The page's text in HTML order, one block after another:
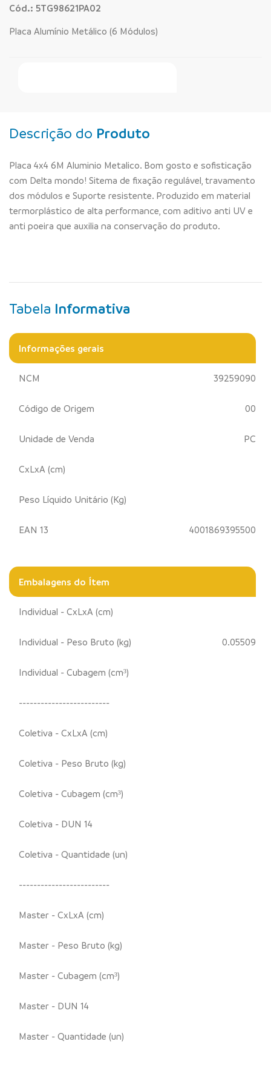
Cód.: 5TG98621PA02
Placa Alumínio Metálico (6 Módulos)
Descrição do Produto
Placa 4x4 6M Aluminio Metalico. Bom gosto e sofisticação
com Delta mondo! Sitema de fixação regulável, travamento
dos módulos e Suporte resistente. Produzido em material
termorplástico de alta performance, com aditivo anti UV e
anti poeira que auxilia na conservação do produto.
Tabela Informativa
Informações gerais
NCM 39259090
Código de Origem 00
Unidade de Venda PC
CxLxA (cm)
Peso Líquido Unitário (Kg)
EAN 13 4001869395500
Embalagens do Ítem
Individual - CxLxA (cm)
Individual - Peso Bruto (kg) 0.05509
Individual - Cubagem (cm³)
-------------------------
Coletiva - CxLxA (cm)
Coletiva - Peso Bruto (kg)
Coletiva - Cubagem (cm³)
Coletiva - DUN 14
Coletiva - Quantidade (un)
-------------------------
Master - CxLxA (cm)
Master - Peso Bruto (kg)
Master - Cubagem (cm³)
Master - DUN 14
Master - Quantidade (un)